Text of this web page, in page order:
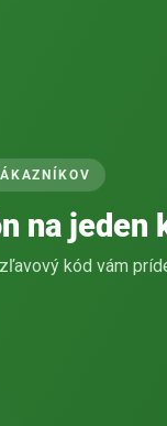
na jeden
kód vám